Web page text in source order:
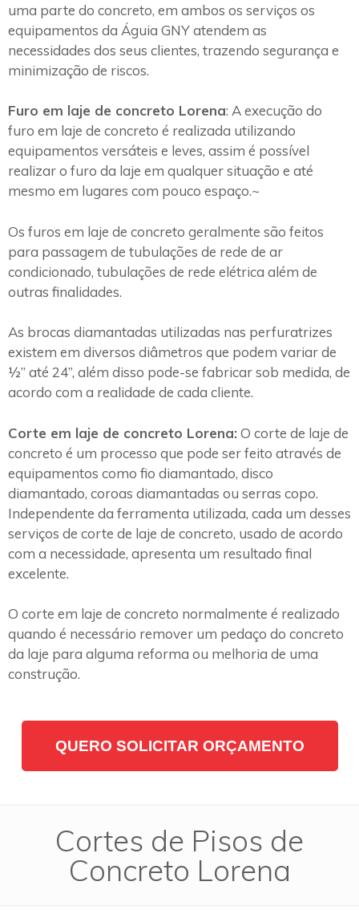
uma parte do concreto, em ambos os serviços os
equipamentos da Águia GNY atendem as
necessidades dos seus clientes, trazendo segurança e
minimização de riscos.
Furo em laje de concreto Lorena: A execução do
furo em laje de concreto é realizada utilizando
equipamentos versáteis e leves, assim é possível
realizar o furo da laje em qualquer situação e até
mesmo em lugares com pouco espaço.~
Os furos em laje de concreto geralmente são feitos
para passagem de tubulações de rede de ar
condicionado, tubulações de rede elétrica além de
outras finalidades.
As brocas diamantadas utilizadas nas perfuratrizes
existem em diversos diâmetros que podem variar de
½” até 24”, além disso pode-se fabricar sob medida, de
acordo com a realidade de cada cliente.
Corte em laje de concreto Lorena: O corte de laje de
concreto é um processo que pode ser feito através de
equipamentos como fio diamantado, disco
diamantado, coroas diamantadas ou serras copo.
Independente da ferramenta utilizada, cada um desses
serviços de corte de laje de concreto, usado de acordo
com a necessidade, apresenta um resultado final
excelente.
O corte em laje de concreto normalmente é realizado
quando é necessário remover um pedaço do concreto
da laje para alguma reforma ou melhoria de uma
construção.
QUERO SOLICITAR ORÇAMENTO
Cortes de Pisos de
Concreto Lorena